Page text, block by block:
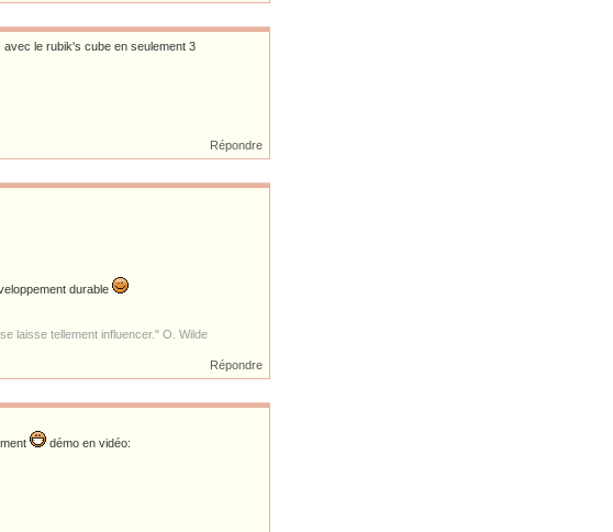
le rubik's cube en seulement 3
Répondre
durable
laisse tellement influencer." O. Wilde
Répondre
démo en vidéo: